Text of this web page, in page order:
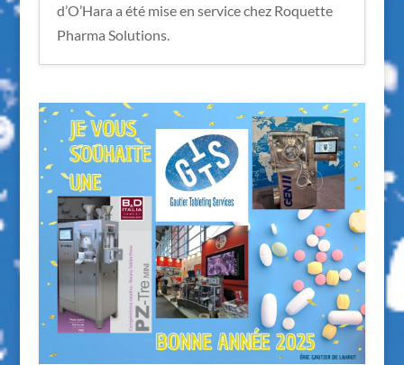
d’O’Hara a été mise en service chez Roquette
Pharma Solutions.